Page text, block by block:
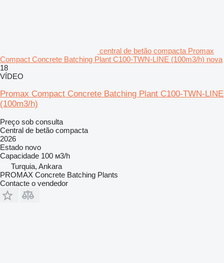
central de betão compacta Promax
Compact Concrete Batching Plant C100-TWN-LINE (100m3/h) nova
18
VÍDEO
Promax Compact Concrete Batching Plant C100-TWN-LINE
(100m3/h)
Preço sob consulta
Central de betão compacta
2026
Estado novo
Capacidade 100 м3/h
Turquia, Ankara
PROMAX Concrete Batching Plants
Contacte o vendedor